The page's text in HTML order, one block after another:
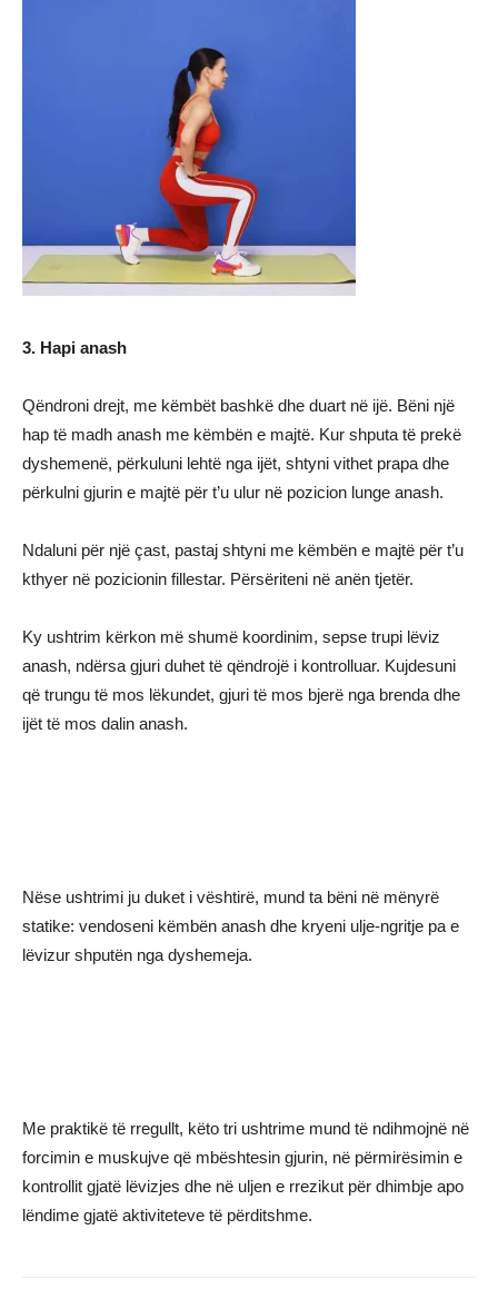
3. Hapi anash
Qëndroni drejt, me këmbët bashkë dhe duart në ijë. Bëni një
hap të madh anash me këmbën e majtë. Kur shputa të prekë
dyshemenë, përkuluni lehtë nga ijët, shtyni vithet prapa dhe
përkulni gjurin e majtë për t’u ulur në pozicion lunge anash.
Ndaluni për një çast, pastaj shtyni me këmbën e majtë për t’u
kthyer në pozicionin fillestar. Përsëriteni në anën tjetër.
Ky ushtrim kërkon më shumë koordinim, sepse trupi lëviz
anash, ndërsa gjuri duhet të qëndrojë i kontrolluar. Kujdesuni
që trungu të mos lëkundet, gjuri të mos bjerë nga brenda dhe
ijët të mos dalin anash.
Nëse ushtrimi ju duket i vështirë, mund ta bëni në mënyrë
statike: vendoseni këmbën anash dhe kryeni ulje-ngritje pa e
lëvizur shputën nga dyshemeja.
Me praktikë të rregullt, këto tri ushtrime mund të ndihmojnë në
forcimin e muskujve që mbështesin gjurin, në përmirësimin e
kontrollit gjatë lëvizjes dhe në uljen e rrezikut për dhimbje apo
lëndime gjatë aktiviteteve të përditshme.